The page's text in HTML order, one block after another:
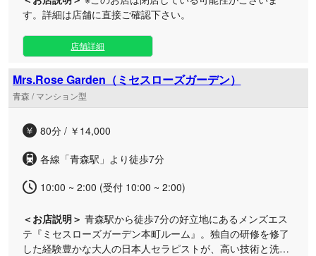
す。詳細は店舗に直接ご確認下さい。
店舗詳細
Mrs.Rose Garden（ミセスローズガーデン）
青森 / マンション型
80分 / ￥14,000
各線「青森駅」より徒歩7分
10:00 ~ 2:00 (受付 10:00 ~ 2:00)
＜お店説明＞ 青森駅から徒歩7分の好立地にあるメンズエス
テ『ミセスローズガーデン本町ルーム』。独自の研修を修了
した経験豊かな大人の日本人セラピストが、高い技術と洗練